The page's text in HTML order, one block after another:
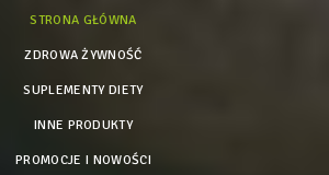
STRONA GŁÓWNA
ZDROWA ŻYWNOŚĆ
SUPLEMENTY DIETY
INNE PRODUKTY
PROMOCJE I NOWOŚCI